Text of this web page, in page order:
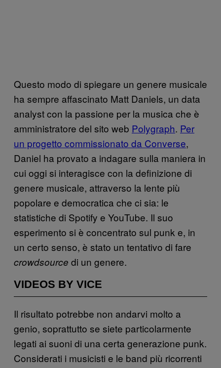
Questo modo di spiegare un genere musicale
ha sempre affascinato Matt Daniels, un data
analyst con la passione per la musica che è
amministratore del sito web Polygraph. Per
un progetto commissionato da Converse,
Daniel ha provato a indagare sulla maniera in
cui oggi si interagisce con la definizione di
genere musicale, attraverso la lente più
popolare e democratica che ci sia: le
statistiche di Spotify e YouTube. Il suo
esperimento si è concentrato sul punk e, in
un certo senso, è stato un tentativo di fare
crowdsource di un genere.
VIDEOS BY VICE
Il risultato potrebbe non andarvi molto a
genio, soprattutto se siete particolarmente
legati ai suoni di una certa generazione punk.
Considerati i musicisti e le band più ricorrenti